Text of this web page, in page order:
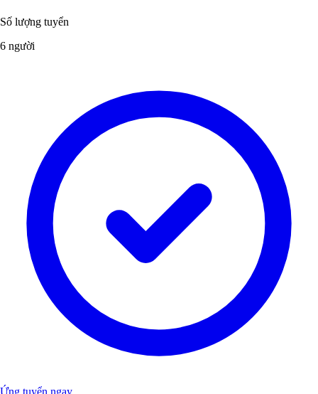
Số lượng tuyển
6 người
Ứng tuyển ngay